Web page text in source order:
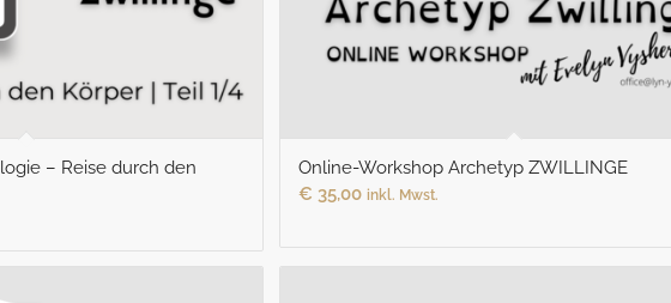
– Reise durch den
Online-Workshop Archetyp ZWILLINGE
€ 35,00 inkl. Mwst.